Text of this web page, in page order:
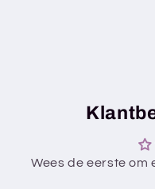
Wees de eerste om